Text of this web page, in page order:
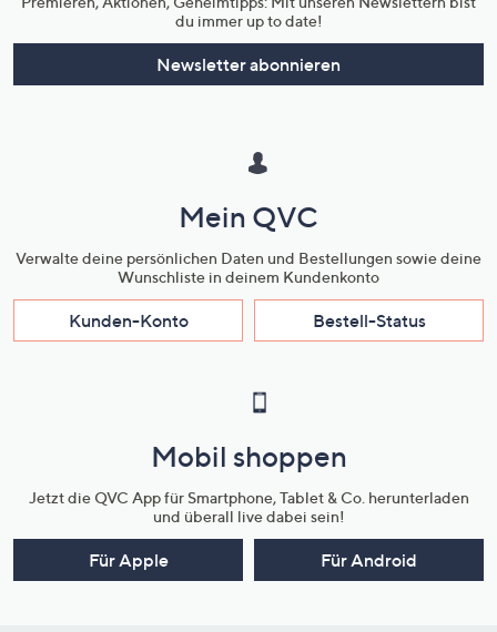
du immer up to date!
Newsletter abonnieren
Mein QVC
Verwalte deine persönlichen Daten und Bestellungen sowie deine
Wunschliste in deinem Kundenkonto
Kunden-Konto Bestell-Status
Mobil shoppen
Jetzt die QVC App für Smartphone, Tablet & Co. herunterladen
und überall live dabei sein!
Für Apple Für Android